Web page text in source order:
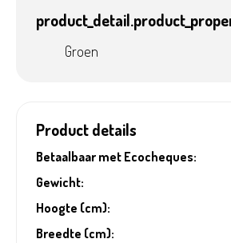
Groen
Product details
Betaalbaar met Ecocheques:
Gewicht:
Hoogte (cm):
Breedte (cm):